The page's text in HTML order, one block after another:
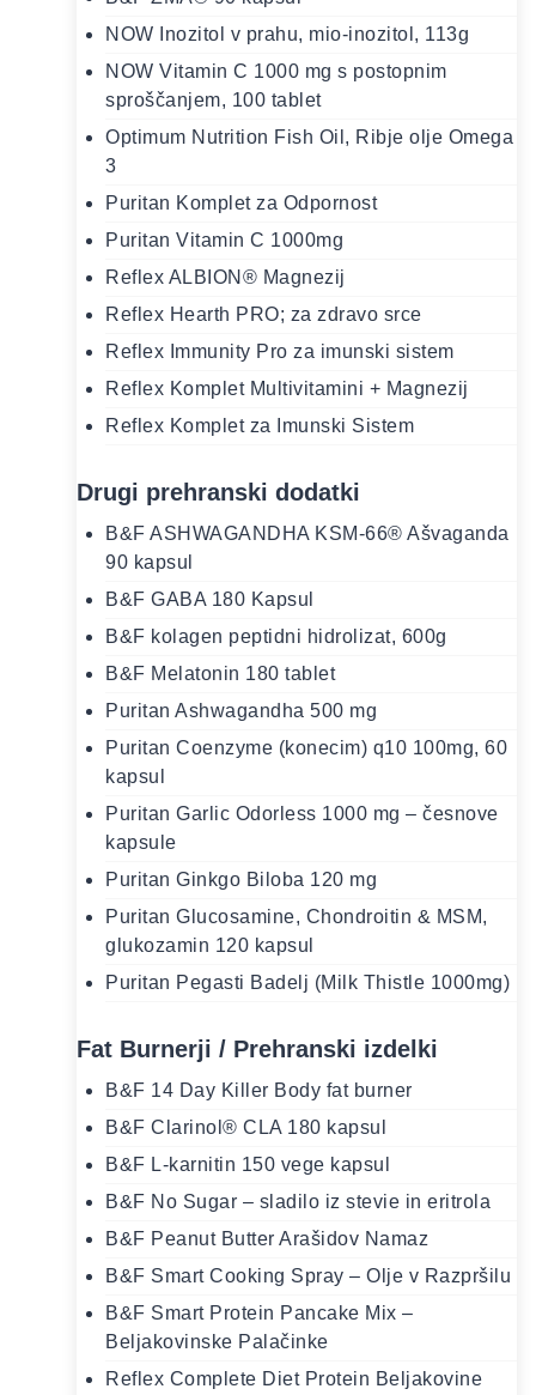
NOW Inozitol v prahu, mio-inozitol, 113g
NOW Vitamin C 1000 mg s postopnim
sproščanjem, 100 tablet
Optimum Nutrition Fish Oil, Ribje olje Omega
3
Puritan Komplet za Odpornost
Puritan Vitamin C 1000mg
Reflex ALBION® Magnezij
Reflex Hearth PRO; za zdravo srce
Reflex Immunity Pro za imunski sistem
Reflex Komplet Multivitamini + Magnezij
Reflex Komplet za Imunski Sistem
Drugi prehranski dodatki
B&F ASHWAGANDHA KSM-66® Ašvaganda
90 kapsul
B&F GABA 180 Kapsul
B&F kolagen peptidni hidrolizat, 600g
B&F Melatonin 180 tablet
Puritan Ashwagandha 500 mg
Puritan Coenzyme (konecim) q10 100mg, 60
kapsul
Puritan Garlic Odorless 1000 mg – česnove
kapsule
Puritan Ginkgo Biloba 120 mg
Puritan Glucosamine, Chondroitin & MSM,
glukozamin 120 kapsul
Puritan Pegasti Badelj (Milk Thistle 1000mg)
Fat Burnerji / Prehranski izdelki
B&F 14 Day Killer Body fat burner
B&F Clarinol® CLA 180 kapsul
B&F L-karnitin 150 vege kapsul
B&F No Sugar – sladilo iz stevie in eritrola
B&F Peanut Butter Arašidov Namaz
B&F Smart Cooking Spray – Olje v Razpršilu
B&F Smart Protein Pancake Mix –
Beljakovinske Palačinke
Reflex Complete Diet Protein Beljakovine